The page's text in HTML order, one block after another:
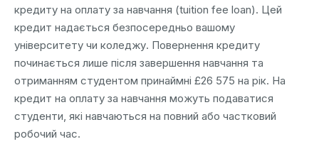
кредиту на оплату за навчання (tuition fee loan). Цей
кредит надається безпосередньо вашому
університету чи коледжу. Повернення кредиту
починається лише після завершення навчання та
отриманням студентом принаймні £26 575 на рік. На
кредит на оплату за навчання можуть подаватися
студенти, які навчаються на повний або частковий
робочий час.